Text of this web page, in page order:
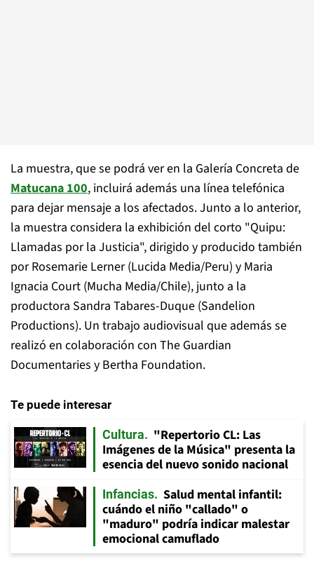
La muestra, que se podrá ver en la Galería Concreta de
Matucana 100, incluirá además una línea telefónica
para dejar mensaje a los afectados. Junto a lo anterior,
la muestra considera la exhibición del corto "Quipu:
Llamadas por la Justicia", dirigido y producido también
por Rosemarie Lerner (Lucida Media/Peru) y Maria
Ignacia Court (Mucha Media/Chile), junto a la
productora Sandra Tabares-Duque (Sandelion
Productions). Un trabajo audiovisual que además se
realizó en colaboración con The Guardian
Documentaries y Bertha Foundation.
Te puede interesar
Cultura
"Repertorio CL: Las
Imágenes de la Música" presenta la
esencia del nuevo sonido nacional
Infancias
Salud mental infantil:
cuándo el niño "callado" o
"maduro" podría indicar malestar
emocional camuflado